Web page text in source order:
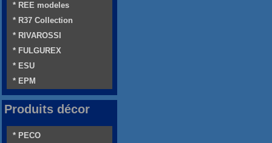
* REE modeles
* R37 Collection
* RIVAROSSI
* FULGUREX
* ESU
* EPM
Produits décor
* PECO